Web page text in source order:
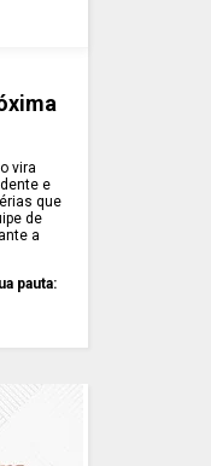
vira
e
que
de
a
pauta: